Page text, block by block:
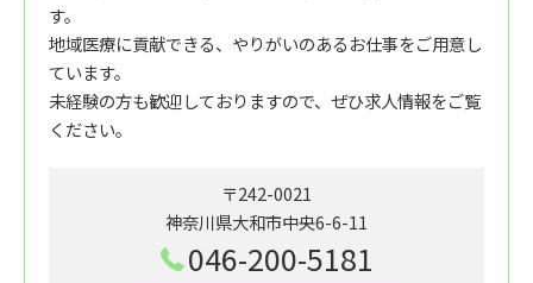
す。
地域医療に貢献できる、やりがいのあるお仕事をご用意し
ています。
未経験の方も歓迎しておりますので、ぜひ求人情報をご覧
ください。
〒242-0021
神奈川県大和市中央6-6-11
046-200-5181